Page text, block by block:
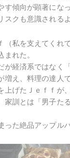
す傾向が顕著にな
スクも意識される
（私を支えてくれ
まれた。
が経済系ではなく
増え、料理の達人
上げたＪｅｆｆが
家訓とは「男子た
った絶品アップル